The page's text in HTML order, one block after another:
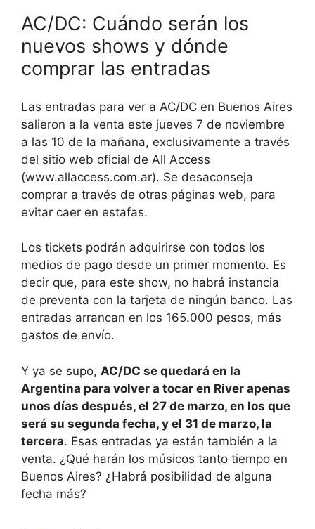
AC/DC: Cuándo serán los
nuevos shows y dónde
comprar las entradas
Las entradas para ver a AC/DC en Buenos Aires
salieron a la venta este jueves 7 de noviembre
a las 10 de la mañana, exclusivamente a través
del sitio web oficial de All Access
(www.allaccess.com.ar). Se desaconseja
comprar a través de otras páginas web, para
evitar caer en estafas.
Los tickets podrán adquirirse con todos los
medios de pago desde un primer momento. Es
decir que, para este show, no habrá instancia
de preventa con la tarjeta de ningún banco. Las
entradas arrancan en los 165.000 pesos, más
gastos de envío.
Y ya se supo, AC/DC se quedará en la
Argentina para volver a tocar en River apenas
unos días después, el 27 de marzo, en los que
será su segunda fecha, y el 31 de marzo, la
tercera. Esas entradas ya están también a la
venta. ¿Qué harán los músicos tanto tiempo en
Buenos Aires? ¿Habrá posibilidad de alguna
fecha más?